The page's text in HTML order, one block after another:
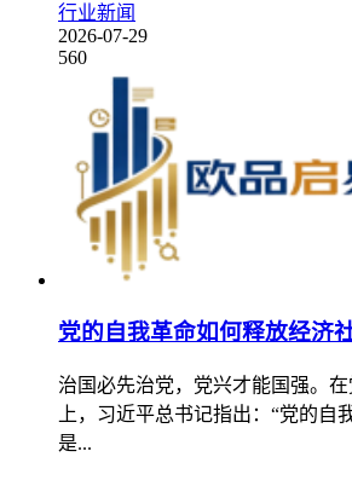
行业新闻
2026-07-29
560
党的自我革命如何释放经济
治国必先治党，党兴才能国强。
上，习近平总书记指出：“党的自
是...